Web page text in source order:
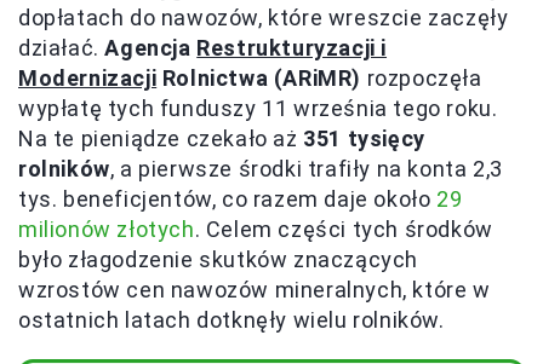
dopłatach do nawozów, które wreszcie zaczęły
działać.Agencja Restrukturyzacji i
Modernizacji Rolnictwa (ARiMR) rozpoczęła
wypłatę tych funduszy 11 września tego roku.
Na te pieniądze czekało aż 351 tysięcy
rolników, a pierwsze środki trafiły na konta 2,3
tys. beneficjentów, co razem daje około 29
milionów złotych. Celem części tych środków
było złagodzenie skutków znaczących
wzrostów cen nawozów mineralnych, które w
ostatnich latach dotknęły wielu rolników.